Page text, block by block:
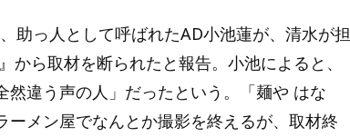
助っ人として呼ばれたAD小池蓮が、清水が担
ら取材を断られたと報告。小池によると、
違う声の人」だったという。「麺や はな
メン屋でなんとか撮影を終えるが、取材終